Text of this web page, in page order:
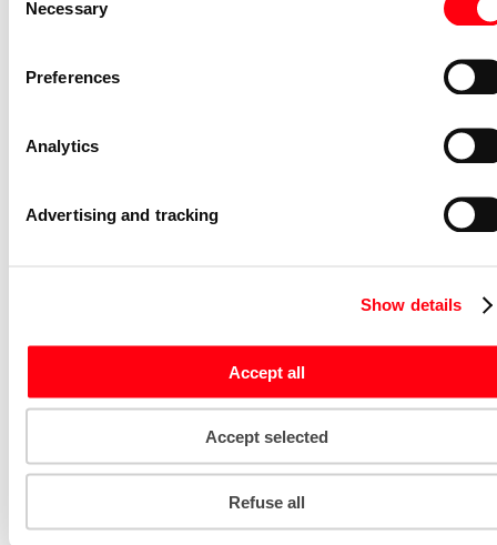
Selection
Necessary
Preferences
Analytics
Advertising and tracking
Show details
Accept all
Accept selected
Refuse all
Nevenapparaat modulair System pro M
compact S2C-H10 Bottom-fitting
2CDS200970R0032
Stroommeettransformator System pro
M compact CMS sensor 40A TRMS
2CCA880101R0001
Niet voorraadhoudend - Courant
Bedieningsknop voor
vermogensschakelaar System pro M
compact Through the door operator